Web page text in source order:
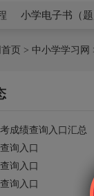
小学电子书（题
页 > 中小学学习网
成绩查询入口汇总
询入口
询入口
询入口